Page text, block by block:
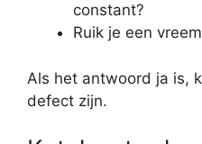
constant?
Ruik je een
Als het antwoord ja is,
defect zijn.